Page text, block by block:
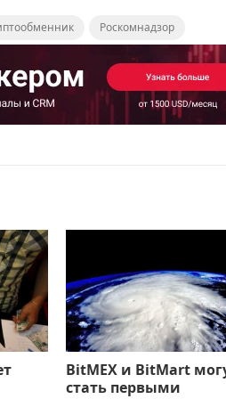
Роскомнадзор
BitMEX и BitMart
стать первыми